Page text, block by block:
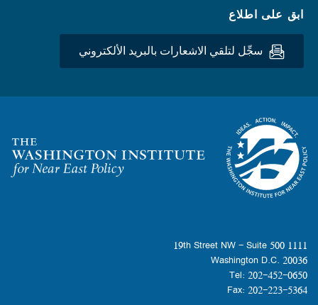
ابق على اطلاع
سجِّل لتلقي الاشعارات بالبريد الألكتروني
Homepage
1111 19th Street NW - Suite 500
Washington D.C. 20036
Tel: 202-452-0650
Fax: 202-223-5364